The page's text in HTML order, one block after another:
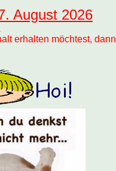
August 2026
erhalten möchtest, dann